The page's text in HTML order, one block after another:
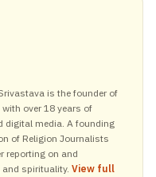
is the founder of
over 18 years of
digital media. A founding
of Religion Journalists
reporting on and
spirituality. View full